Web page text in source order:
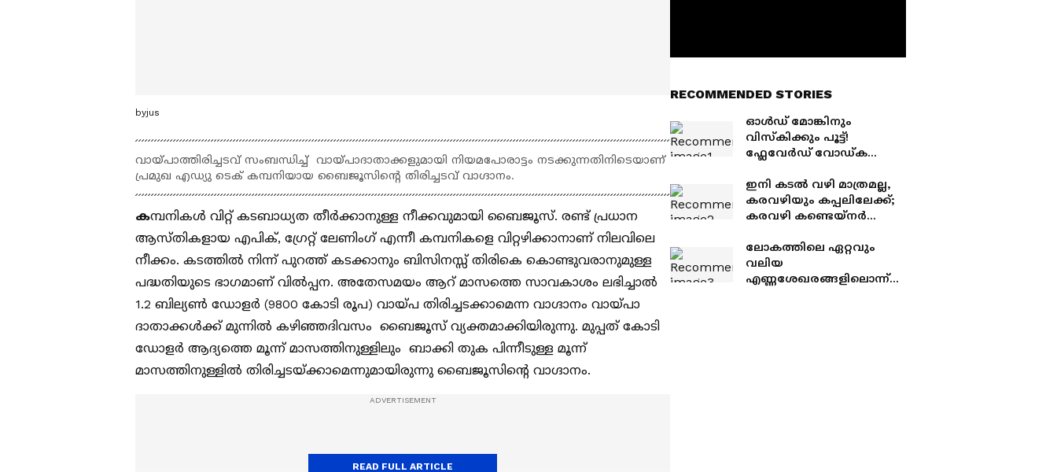
byjus
വായ്പാത്തിരിച്ചടവ് സംബന്ധിച്ച് വായ്പാദാതാക്കളുമായി നിയമപോരാട്ടം നടക്കുന്നതിനിടെയാണ്
പ്രമുഖ എഡ്യു ടെക് കമ്പനിയായ ബൈജൂസിന്റെ തിരിച്ചടവ് വാഗ്ദാനം.
കമ്പനികൾ വിറ്റ് കടബാധ്യത തീർക്കാനുള്ള നീക്കവുമായി ബൈജൂസ്. രണ്ട് പ്രധാന
ആസ്തികളായ എപിക്, ഗ്രേറ്റ് ലേണിംഗ് എന്നീ കമ്പനികളെ വിറ്റഴിക്കാനാണ് നിലവിലെ
നീക്കം. കടത്തിൽ നിന്ന് പുറത്ത് കടക്കാനും ബിസിനസ്സ് തിരികെ കൊണ്ടുവരാനുമുള്ള
പദ്ധതിയുടെ ഭാഗമാണ് വിൽപ്പന. അതേസമയം ആറ് മാസത്തെ സാവകാശം ലഭിച്ചാൽ
1.2 ബില്യൺ ഡോളർ (9800 കോടി രൂപ) വായ്പ തിരിച്ചടക്കാമെന്ന വാഗ്ദാനം വായ്പാ
ദാതാക്കള്‍ക്ക് മുന്നില്‍ കഴിഞ്ഞദിവസം ബൈജൂസ് വ്യക്തമാക്കിയിരുന്നു. മുപ്പത് കോടി
ഡോളർ ആദ്യത്തെ മൂന്ന് മാസത്തിനുള്ളിലും ബാക്കി തുക പിന്നീടുള്ള മൂന്ന്
മാസത്തിനുള്ളിൽ തിരിച്ചടയ്ക്കാമെന്നുമായിരുന്നു ബൈജൂസിന്റെ വാഗ്ദാനം.
READ FULL ARTICLE
RECOMMENDED STORIES
ഓൾഡ് മോങ്കിനും
വിസ്കിക്കും പൂട്ട്!
ഫ്ലേവേർഡ് വോഡ്ക
FSSAI നിയമം
പറയുന്നതെന്ത്?
ഇനി കടൽ വഴി മാത്രമല്ല,
കരവഴിയും കപ്പലിലേക്ക്;
കരവഴി കണ്ടെയ്നർ
രാജ്യാന്തര
ചരക്കുകവാടമാകാൻ
വിഴിഞ്ഞം!
ലോകത്തിലെ ഏറ്റവും
വലിയ
എണ്ണശേഖരങ്ങളിലൊന്ന്